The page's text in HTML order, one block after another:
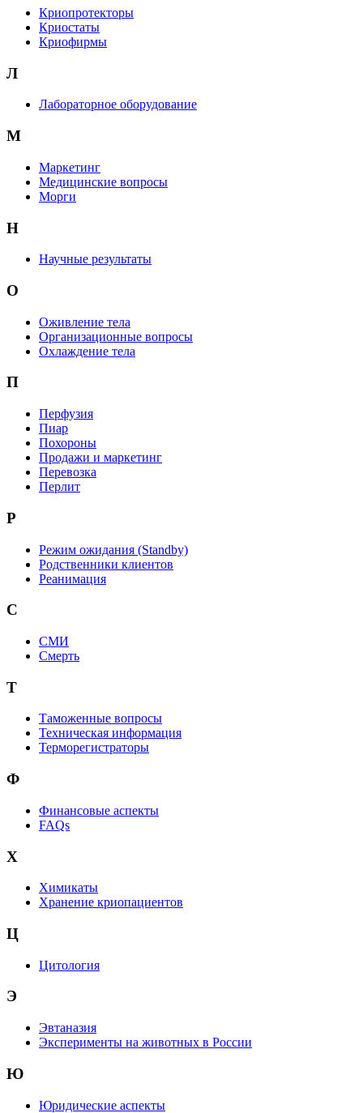
Криопротекторы
Криостаты
Криофирмы
Л
Лабораторное оборудование
М
Маркетинг
Медицинские вопросы
Морги
Н
Научные результаты
О
Оживление тела
Организационные вопросы
Охлаждение тела
П
Перфузия
Пиар
Похороны
Продажи и маркетинг
Перевозка
Перлит
Р
Режим ожидания (Standby)
Родственники клиентов
Реанимация
С
СМИ
Смерть
Т
Таможенные вопросы
Техническая информация
Терморегистраторы
Ф
Финансовые аспекты
FAQs
Х
Химикаты
Хранение криопациентов
Ц
Цитология
Э
Эвтаназия
Эксперименты на животных в России
Ю
Юридические аспекты